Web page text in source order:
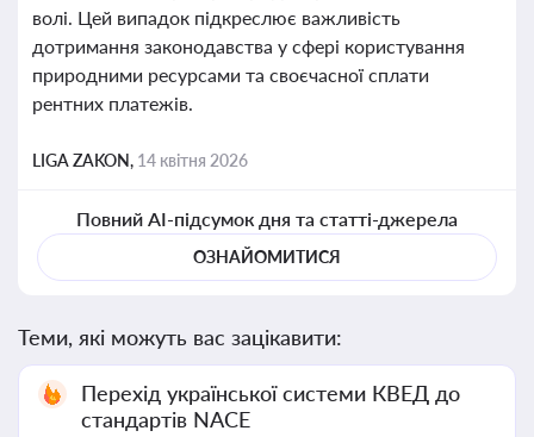
волі. Цей випадок підкреслює важливість
дотримання законодавства у сфері користування
природними ресурсами та своєчасної сплати
рентних платежів.
LIGA ZAKON, 14 квітня 2026
Повний AI-підсумок дня та статті-джерела
ОЗНАЙОМИТИСЯ
Теми, які можуть вас зацікавити:
Перехід української системи КВЕД до
стандартів NACE